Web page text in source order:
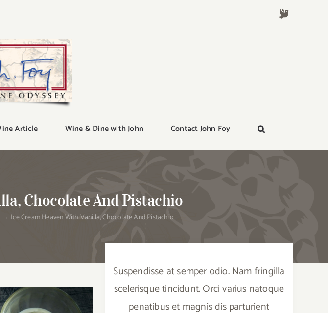
Article Wine & Dine with John Contact John Foy
Chocolate And Pistachio
Ice Cream Heaven With Vanilla, Chocolate And Pistachio
Suspendisse at semper odio. Nam fringilla
scelerisque tincidunt. Orci varius natoque
penatibus et magnis dis parturient